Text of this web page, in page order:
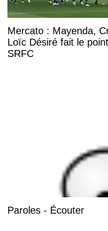
Mercato : Mayenda,
Loïc Désiré fait le
SRFC
Paroles - Écouter